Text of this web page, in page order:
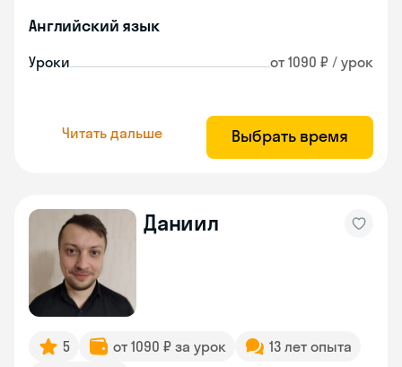
Английский язык
Уроки от 1090 ₽ / урок
Читать дальше Выбрать время
Даниил
5 от 1090 ₽ за урок
13 лет опыта